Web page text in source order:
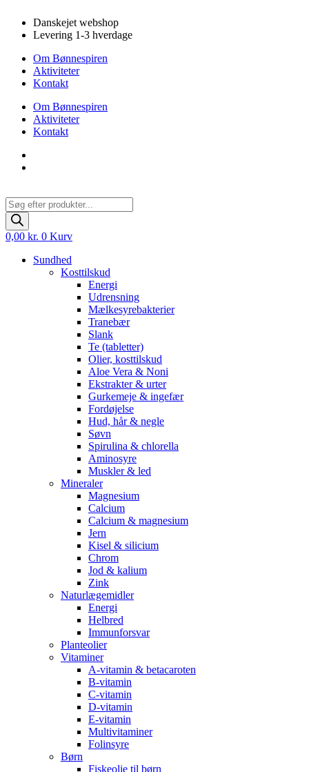
indhold
Danskejet webshop
Levering 1-3 hverdage
Om Bønnespiren
Aktiviteter
Kontakt
Om Bønnespiren
Aktiviteter
Kontakt
Products
search
0,00 kr. 0 Kurv
Sundhed
Kosttilskud
Energi
Udrensning
Mælkesyrebakterier
Tranebær
Slank
Te (tabletter)
Olier, kosttilskud
Aloe Vera & Noni
Ekstrakter & urter
Gurkemeje & ingefær
Fordøjelse
Hud, hår & negle
Søvn
Spirulina & chlorella
Aminosyre
Muskler & led
Mineraler
Magnesium
Calcium
Calcium & magnesium
Jern
Kisel & silicium
Chrom
Jod & kalium
Zink
Naturlægemidler
Energi
Helbred
Immunforsvar
Planteolier
Vitaminer
A-vitamin & betacaroten
B-vitamin
C-vitamin
D-vitamin
E-vitamin
Multivitaminer
Folinsyre
Børn
Fiskeolie til børn